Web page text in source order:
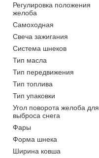
Регулировка положения
желоба
Самоходная
Свеча зажигания
Система шнеков
Тип масла
Тип передвижения
Тип топлива
Тип упаковки
Угол поворота желоба для
выброса снега
Фары
Форма шнека
Ширина ковша